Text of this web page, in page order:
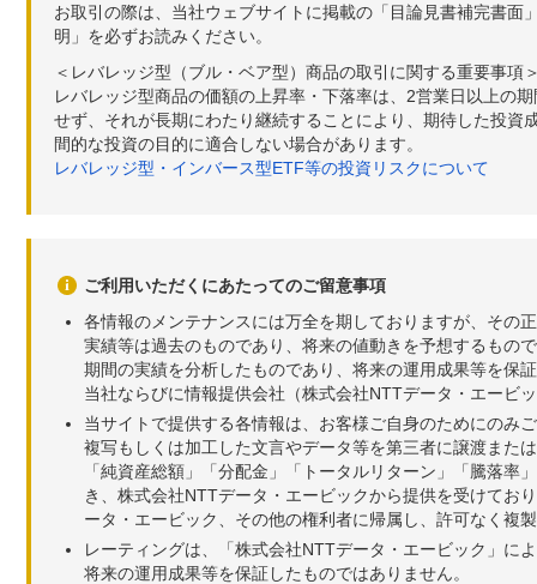
お取引の際は、当社ウェブサイトに掲載の「目論見書補完書
明」を必ずお読みください。
＜レバレッジ型（ブル・ベア型）商品の取引に関する重要事項
レバレッジ型商品の価額の上昇率・下落率は、2営業日以上の
せず、それが長期にわたり継続することにより、期待した投
間的な投資の目的に適合しない場合があります。
レバレッジ型・インバース型ETF等の投資リスクについて
ご利用いただくにあたってのご留意事項
各情報のメンテナンスには万全を期しておりますが、その
実績等は過去のものであり、将来の値動きを予想するもの
期間の実績を分析したものであり、将来の運用成果等を保
当社ならびに情報提供会社（株式会社NTTデータ・エービ
当サイトで提供する各情報は、お客様ご自身のためにのみ
複写もしくは加工した文言やデータ等を第三者に譲渡また
「純資産総額」「分配金」「トータルリターン」「騰落
き、株式会社NTTデータ・エービックから提供を受けてお
ータ・エービック、その他の権利者に帰属し、許可なく複
レーティングは、「株式会社NTTデータ・エービック」に
将来の運用成果等を保証したものではありません。